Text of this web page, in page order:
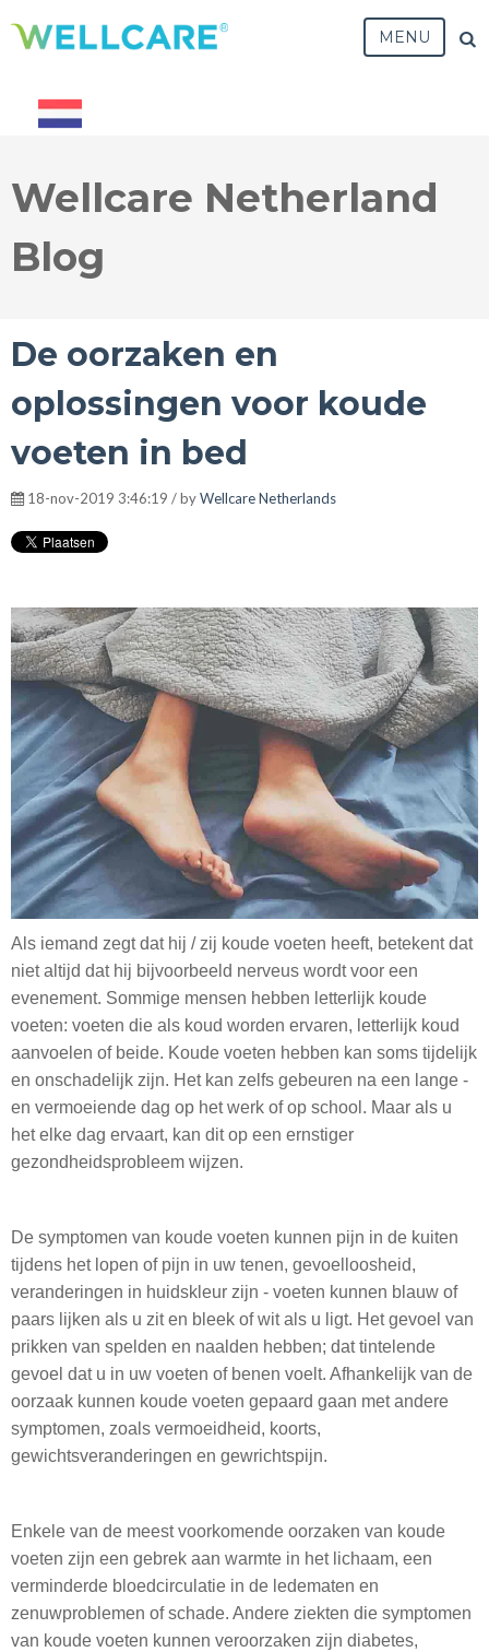
MENU
Wellcare Netherland
Blog
De oorzaken en
oplossingen voor koude
voeten in bed
18-nov-2019 3:46:19 / byWellcare Netherlands
Als iemand zegt dat hij / zij koude voeten heeft, betekent dat
niet altijd dat hij bijvoorbeeld nerveus wordt voor een
evenement. Sommige mensen hebben letterlijk koude
voeten: voeten die als koud worden ervaren, letterlijk koud
aanvoelen of beide. Koude voeten hebben kan soms tijdelijk
en onschadelijk zijn. Het kan zelfs gebeuren na een lange -
en vermoeiende dag op het werk of op school. Maar als u
het elke dag ervaart, kan dit op een ernstiger
gezondheidsprobleem wijzen.
De symptomen van koude voeten kunnen pijn in de kuiten
tijdens het lopen of pijn in uw tenen, gevoelloosheid,
veranderingen in huidskleur zijn - voeten kunnen blauw of
paars lijken als u zit en bleek of wit als u ligt. Het gevoel van
prikken van spelden en naalden hebben; dat tintelende
gevoel dat u in uw voeten of benen voelt. Afhankelijk van de
oorzaak kunnen koude voeten gepaard gaan met andere
symptomen, zoals vermoeidheid, koorts,
gewichtsveranderingen en gewrichtspijn.
Enkele van de meest voorkomende oorzaken van koude
voeten zijn een gebrek aan warmte in het lichaam, een
verminderde bloedcirculatie in de ledematen en
zenuwproblemen of schade. Andere ziekten die symptomen
van koude voeten kunnen veroorzaken zijn diabetes,